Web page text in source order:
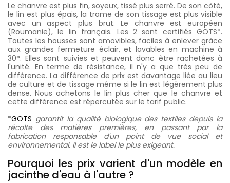
Le chanvre est plus fin, soyeux, tissé plus serré. De son côté,
le lin est plus épais, la trame de son tissage est plus visible
avec un aspect plus brut. Le chanvre est européen
(Roumanie), le lin français. Les 2 sont certifiés GOTS*.
Toutes les housses sont amovibles, faciles à enlever grâce
aux grandes fermeture éclair, et lavables en machine à
30°. Elles sont suivies et peuvent donc être rachetées à
l'unité. En terme de résistance, il n'y a que très peu de
différence. La différence de prix est davantage liée au lieu
de culture et de tissage même si le lin est légèrement plus
dense. Nous achetons le lin plus cher que le chanvre et
cette différence est répercutée sur le tarif public.
*GOTS garantit la qualité biologique des textiles depuis la
récolte des matières premières, en passant par la
fabrication responsable d'un point de vue social et
environnemental. Il est le label le plus exigeant.
Pourquoi les prix varient d'un modèle en
jacinthe d'eau à l'autre ?